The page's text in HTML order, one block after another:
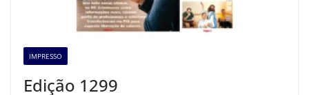
IMPRESSO
Edição 1299